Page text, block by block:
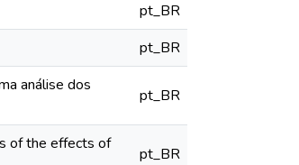
pt_BR
pt_BR
análise dos
pt_BR
of the effects of
pt_BR